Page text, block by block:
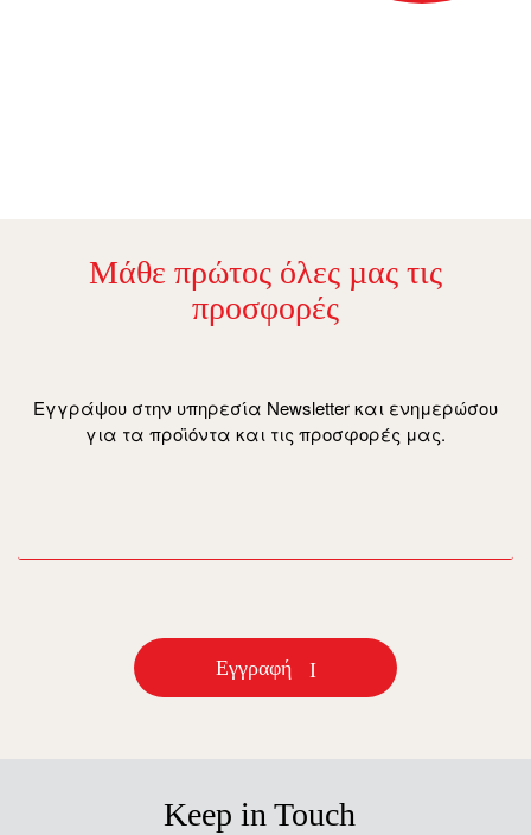
Μάθε πρώτος όλες µας τις
προσφορές
Εγγράψου στην υπηρεσία Newsletter και ενημερώσου
για τα προϊόντα και τις προσφορές μας.
Εγγραφή
Keep in Touch